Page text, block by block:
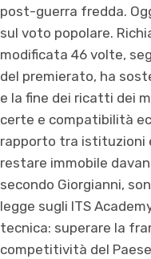
post-guerra fredda.
sul voto popolare.
modificata 46 volte,
del premierato, ha
e la fine dei ricatti dei
certe e compatibilità
rapporto tra istituzioni
restare immobile
secondo Giorgianni,
legge sugli ITS
tecnica: superare la
competitività del